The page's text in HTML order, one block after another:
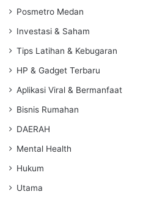
Posmetro Medan
Investasi & Saham
Tips Latihan & Kebugaran
HP & Gadget Terbaru
Aplikasi Viral & Bermanfaat
Bisnis Rumahan
DAERAH
Mental Health
Hukum
Utama